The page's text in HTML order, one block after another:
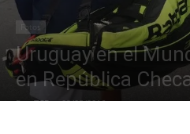
Fotos
Uruguay en el
en República
Por TCE - 02/08/2016